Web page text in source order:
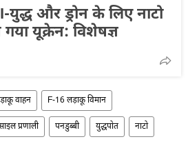
और ड्रोन के लिए नाटो
गया यूक्रेन: विशेषज्ञ
वाहन F-16 लड़ाकू विमान
प्रणाली पनडुब्बी युद्धपोत नाटो